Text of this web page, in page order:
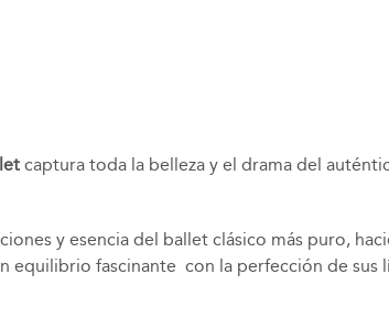
captura toda la belleza y el drama del
y esencia del ballet clásico más puro,
equilibrio fascinante con la perfección de sus